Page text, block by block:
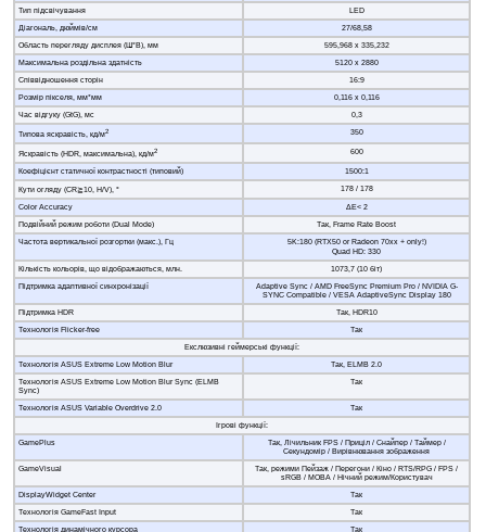
Тип підсвічування
LED
Діагональ, дюймів/см
27/68,58
Область перегляду дисплея (Ш*В), мм
595,968 х 335,232
Максимальна роздільна здатність
5120 х 2880
Співвідношення сторін
16:9
Розмір пікселя, мм*мм
0,116 х 0,116
Час відгуку (GtG), мс
0,3
Типова яскравість, кд/м2 350
Яскравість (HDR, максимальна), кд/м2 600
Коефіцієнт статичної контрастності (типовий) 1500:1
Кути огляду (CR≧10, H/V), ° 178 / 178
Color Accuracy
ΔE< 2
Подвійний режим роботи (Dual Mode)
Так, Frame Rate Boost
Частота вертикальної розгортки (макс.), Гц
5K:180 (RTX50 or Radeon 70xx + only!)
Quad HD: 330
Кількість кольорів, що відображаються, млн.
1073,7 (10 біт)
Підтримка адаптивної синхронізації
Adaptive Sync / AMD FreeSync Premium Pro / NVIDIA G-
SYNC Compatible / VESA AdaptiveSync Display 180
Підтримка HDR
Так, HDR10
Технологія Flicker-free
Так
Екслюзивні геймерські функції:
Технологія ASUS Extreme Low Motion Blur
Так, ELMB 2.0
Технологія ASUS Extreme Low Motion Blur Sync (ELMB
Sync)
Так
Технологія ASUS Variable Overdrive 2.0
Так
Ігрові функції:
GamePlus
Так, Лічильник FPS / Приціл / Снайпер / Таймер /
Секундомір / Вирівнювання зображення
GameVisual
Так, режими Пейзаж / Перегони / Кіно / RTS/RPG / FPS /
sRGB / MOBA / Нічний режим/Користувач
DisplayWidget Center
Так
Технологія GameFast Input
Так
Технологія динамічного курсора
Так